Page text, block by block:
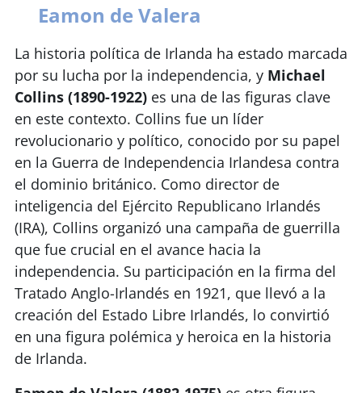
Eamon de Valera
La historia política de Irlanda ha estado marcada
por su lucha por la independencia, y Michael
Collins (1890-1922) es una de las figuras clave
en este contexto. Collins fue un líder
revolucionario y político, conocido por su papel
en la Guerra de Independencia Irlandesa contra
el dominio británico. Como director de
inteligencia del Ejército Republicano Irlandés
(IRA), Collins organizó una campaña de guerrilla
que fue crucial en el avance hacia la
independencia. Su participación en la firma del
Tratado Anglo-Irlandés en 1921, que llevó a la
creación del Estado Libre Irlandés, lo convirtió
en una figura polémica y heroica en la historia
de Irlanda.